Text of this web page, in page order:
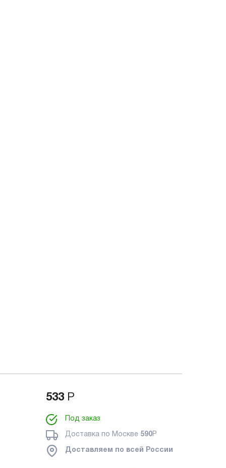
533 Р
Под заказ
Доставка по Москве 590Р
Доставляем по всей России